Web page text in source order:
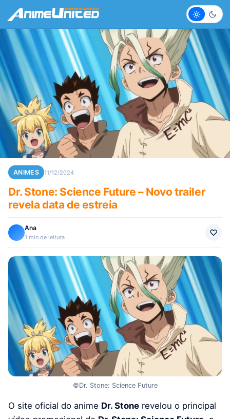
Claro
ANIMES 11/12/2024
Dr. Stone: Science Future – Novo trailer
revela data de estreia
Ana
1 min de leitura
©Dr. Stone: Science Future
O site oficial do anime Dr. Stone revelou o principal